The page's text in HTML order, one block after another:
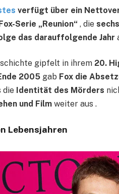
verfügt über ein
Serie „Reunion“ , die
das darauffolgende Jahr
gipfelt in ihrem 20.
2005 gab Fox die
die Identität des Mörders
und Film weiter aus .
Lebensjahren